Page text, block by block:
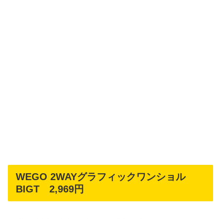
WEGO 2WAYグラフィックワンショル
BIGT 2,969円